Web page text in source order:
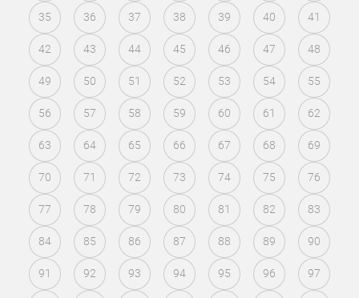
35 36 37 38 39 40 41
42 43 44 45 46 47 48
49 50 51 52 53 54 55
56 57 58 59 60 61 62
63 64 65 66 67 68 69
70 71 72 73 74 75 76
77 78 79 80 81 82 83
84 85 86 87 88 89 90
91 92 93 94 95 96 97